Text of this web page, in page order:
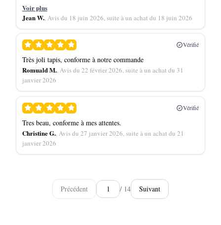
plus de la qualité du produit, je tiens à souligner l'excellence
du service client : réactif, à l'écoute et très professionnel du
leur sérieux et la qualité de leurs produits
Voir plus
Jean W., Avis du 18 juin 2026, suite à un achat du 18 juin 2026
Vérifié
Très joli tapis, conforme à notre commande
Romuald M., Avis du 22 février 2026, suite à un achat du 31
janvier 2026
Vérifié
Tres beau, conforme à mes attentes.
Christine G., Avis du 27 janvier 2026, suite à un achat du 21
janvier 2026
Précédent / 14 Suivant